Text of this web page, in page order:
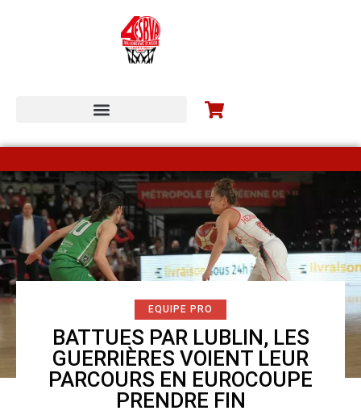
EQUIPE PRO
BATTUES PAR LUBLIN, LES
GUERRIÈRES VOIENT LEUR
PARCOURS EN EUROCOUPE
PRENDRE FIN